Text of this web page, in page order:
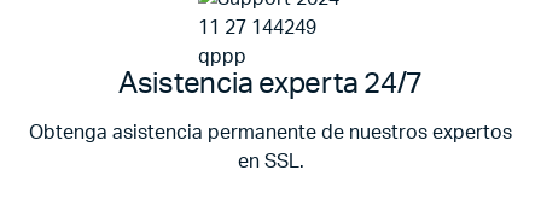
Asistencia experta 24/7
Obtenga asistencia permanente de nuestros expertos
en SSL.